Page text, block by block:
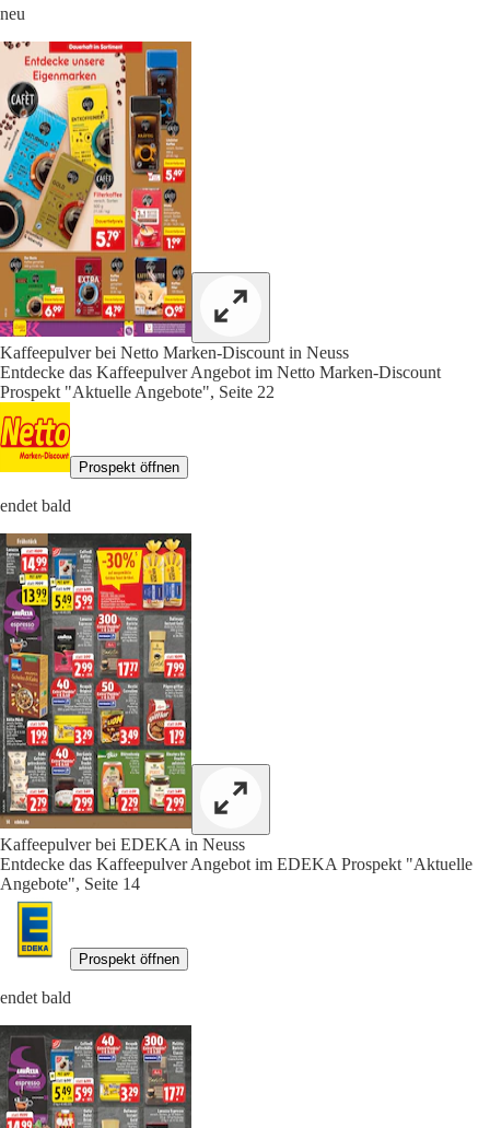
neu
Kaffeepulver bei Netto Marken-Discount in Neuss
Entdecke das Kaffeepulver Angebot im Netto Marken-Discount
Prospekt "Aktuelle Angebote", Seite 22
Prospekt öffnen
endet bald
Kaffeepulver bei EDEKA in Neuss
Entdecke das Kaffeepulver Angebot im EDEKA Prospekt "Aktuelle
Angebote", Seite 14
Prospekt öffnen
endet bald